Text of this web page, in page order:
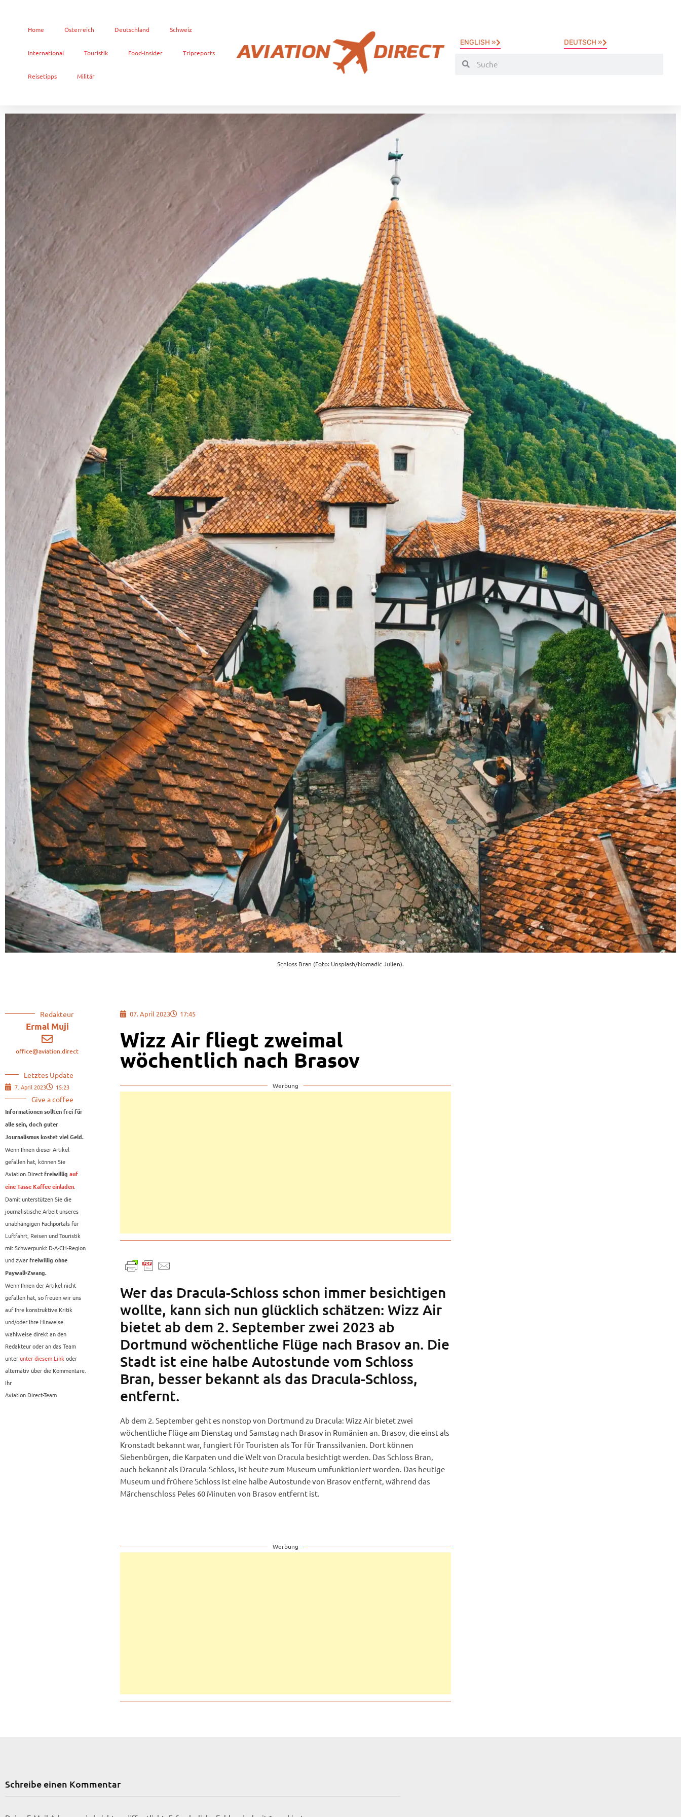
Home Österreich Deutschland Schweiz
International Touristik Food-Insider Tripreports
Reisetipps Militär
ENGLISH » DEUTSCH »
Schloss Bran (Foto: Unsplash/Nomadic Julien).
Redakteur
Ermal Muji
office@aviation.direct
Letztes Update
7. April 2023 15:23
Give a coffee
Informationen sollten frei für
alle sein, doch guter
Journalismus kostet viel Geld.
Wenn Ihnen dieser Artikel
gefallen hat, können Sie
Aviation.Direct freiwillig auf
eine Tasse Kaffee einladen
Damit unterstützen Sie die
journalistische Arbeit unseres
unabhängigen Fachportals für
Luftfahrt, Reisen und Touristik
mit Schwerpunkt D-A-CH-Region
und zwar freiwillig ohne
Paywall-Zwang.
Wenn Ihnen der Artikel nicht
gefallen hat, so freuen wir uns
auf Ihre konstruktive Kritik
und/oder Ihre Hinweise
wahlweise direkt an den
Redakteur oder an das Team
unterunter diesem Link oder
alternativ über die Kommentare.
Ihr
Aviation.Direct-Team
07. April 2023 17:45
Wizz Air fliegt zweimal
wöchentlich nach Brasov
Werbung
Wer das Dracula-Schloss schon immer besichtigen
wollte, kann sich nun glücklich schätzen: Wizz Air
bietet ab dem 2. September zwei 2023 ab
Dortmund wöchentliche Flüge nach Brasov an. Die
Stadt ist eine halbe Autostunde vom Schloss
Bran, besser bekannt als das Dracula-Schloss,
entfernt.
Ab dem 2. September geht es nonstop von Dortmund zu Dracula: Wizz Air bietet zwei
wöchentliche Flüge am Dienstag und Samstag nach Brasov in Rumänien an. Brasov, die einst als
Kronstadt bekannt war, fungiert für Touristen als Tor für Transsilvanien. Dort können
Siebenbürgen, die Karpaten und die Welt von Dracula besichtigt werden. Das Schloss Bran,
auch bekannt als Dracula-Schloss, ist heute zum Museum umfunktioniert worden. Das heutige
Museum und frühere Schloss ist eine halbe Autostunde von Brasov entfernt, während das
Märchenschloss Peles 60 Minuten von Brasov entfernt ist.
Werbung
Schreibe einen Kommentar